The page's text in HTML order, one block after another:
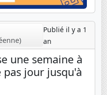
Publié il y a 1
an
une semaine à
jour jusqu'à